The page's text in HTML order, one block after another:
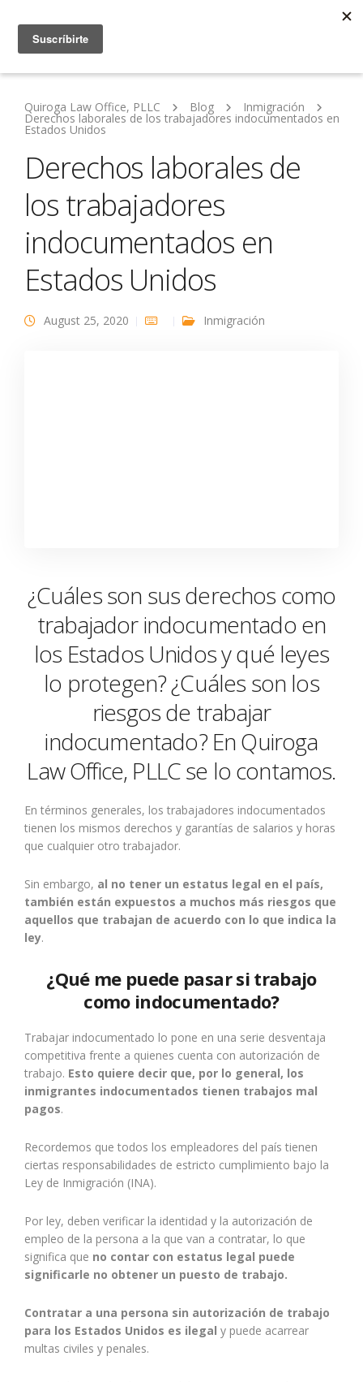
Quiroga Law Office, PLLC Blog Inmigración
Derechos laborales de los trabajadores indocumentados en
Estados Unidos
Derechos laborales de
los trabajadores
indocumentados en
Estados Unidos
August 25, 2020 Inmigración
¿Cuáles son sus derechos como
trabajador indocumentado en
los Estados Unidos y qué leyes
lo protegen? ¿Cuáles son los
riesgos de trabajar
indocumentado? En Quiroga
Law Office, PLLC se lo contamos.
En términos generales, los trabajadores indocumentados
tienen los mismos derechos y garantías de salarios y horas
que cualquier otro trabajador.
Sin embargo, al no tener un estatus legal en el país,
también están expuestos a muchos más riesgos que
aquellos que trabajan de acuerdo con lo que indica la
ley.
¿Qué me puede pasar si trabajo
como indocumentado?
Trabajar indocumentado lo pone en una serie desventaja
competitiva frente a quienes cuenta con autorización de
trabajo. Esto quiere decir que, por lo general, los
inmigrantes indocumentados tienen trabajos mal
pagos.
Recordemos que todos los empleadores del país tienen
ciertas responsabilidades de estricto cumplimiento bajo la
Ley de Inmigración (INA).
Por ley, deben verificar la identidad y la autorización de
empleo de la persona a la que van a contratar, lo que
significa que no contar con estatus legal puede
significarle no obtener un puesto de trabajo.
Contratar a una persona sin autorización de trabajo
para los Estados Unidos es ilegal y puede acarrear
multas civiles y penales.